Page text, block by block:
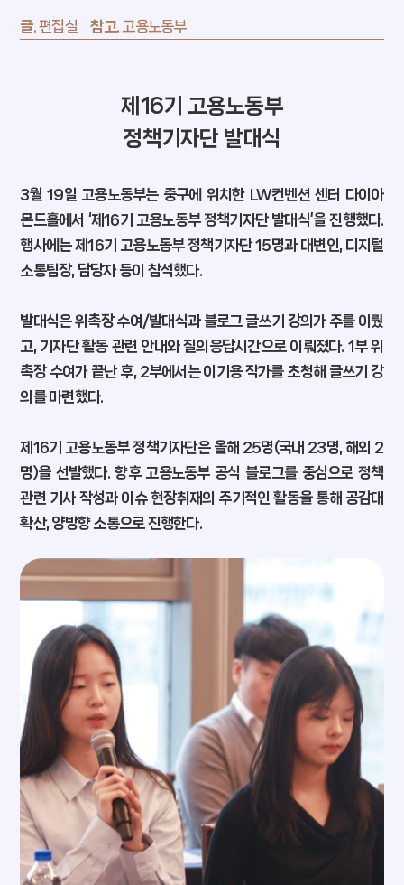
이벤트
독자 라운지
글.편집실 참고. 고용노동부
제16기 고용노동부
정책기자단 발대식
3월 19일 고용노동부는 중구에 위치한 LW컨벤션 센터 다이아
몬드홀에서 ‘제16기 고용노동부 정책기자단 발대식’을 진행했다.
행사에는 제16기 고용노동부 정책기자단 15명과 대변인, 디지털
소통팀장, 담당자 등이 참석했다.
발대식은 위촉장 수여/발대식과 블로그 글쓰기 강의가 주를 이뤘
고, 기자단 활동 관련 안내와 질의응답시간으로 이뤄졌다. 1부 위
촉장 수여가 끝난 후, 2부에서는 이기용 작가를 초청해 글쓰기 강
의를 마련했다.
제16기 고용노동부 정책기자단은 올해 25명(국내 23명, 해외 2
명)을 선발했다. 향후 고용노동부 공식 블로그를 중심으로 정책
관련 기사 작성과 이슈 현장취재의 주기적인 활동을 통해 공감대
확산, 양방향 소통으로 진행한다.